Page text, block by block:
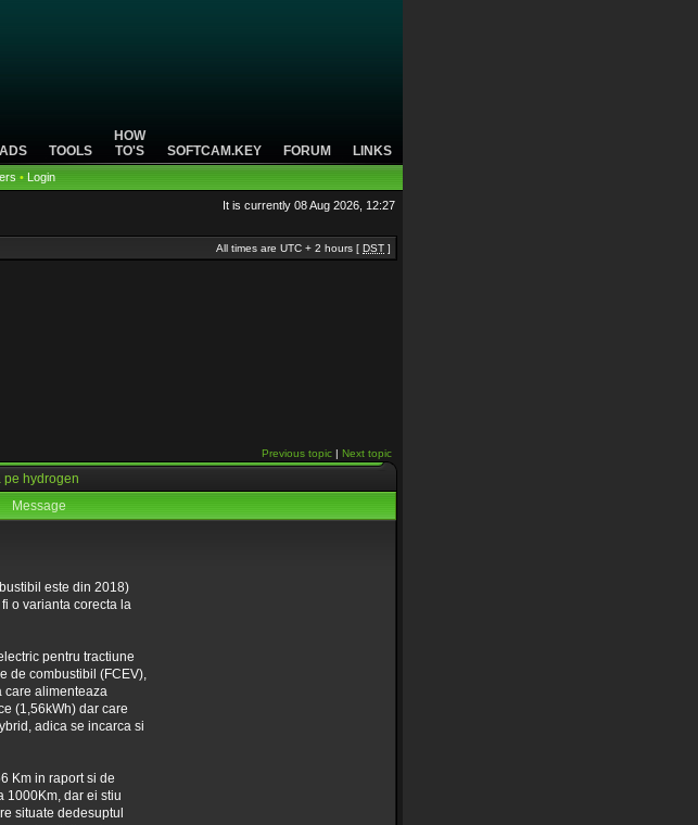
TOOLS
HOW
TO'S
SOFTCAM.KEY FORUM LINKS
• Login
It is currently 08 Aug 2026, 12:27
All times are UTC + 2 hours [ DST ]
Previous topic | Next topic
pe hydrogen
Message
este din 2018)
o varianta corecta la
pentru tractiune
de combustibil (FCEV),
care alimenteaza
(1,56kWh) dar care
adica se incarca si
Km in raport si de
1000Km, dar ei stiu
situate dedesuptul